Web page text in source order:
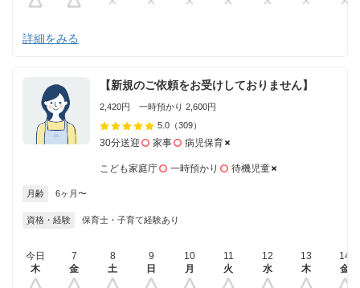
詳細をみる
【新規のご依頼をお受けしておりません】
2,420円 一時預かり 2,600円
5.0 （309）
30分送迎 家事 病児保育
こども家庭庁 一時預かり 待機児童
月齢 6ヶ月〜
資格・経験 保育士・子育て経験あり
今日
木
7
金
8
土
9
日
10
月
11
火
12
水
13
木
14
金